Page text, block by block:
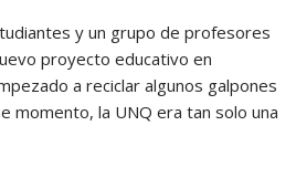
y un grupo de profesores
proyecto educativo en
a reciclar algunos galpones
momento, la UNQ era tan solo una